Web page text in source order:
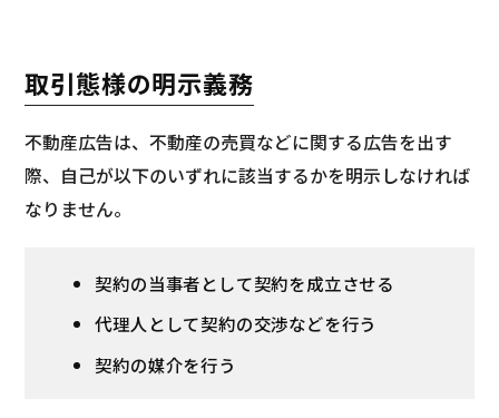
取引態様の明示義務
不動産広告は、不動産の売買などに関する広告を出す
際、自己が以下のいずれに該当するかを明示しなければ
なりません。
契約の当事者として契約を成立させる
代理人として契約の交渉などを行う
契約の媒介を行う